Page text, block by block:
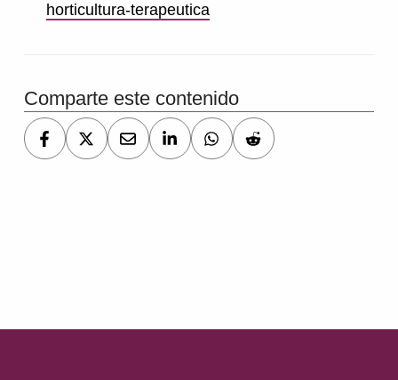
horticultura-terapeutica
Comparte este contenido